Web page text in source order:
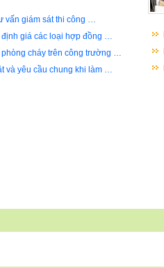
vấn giám sát thi công …
định giá các loại hợp đồng …
phòng cháy trên công trường …
và yêu cầu chung khi làm …